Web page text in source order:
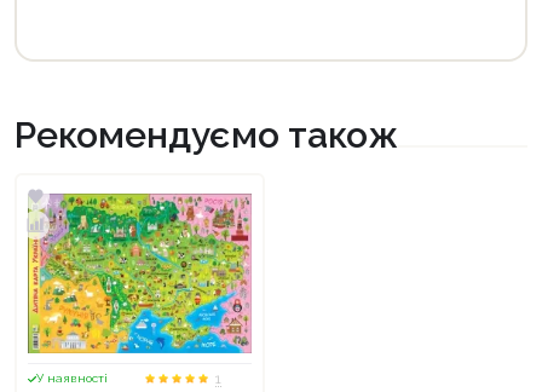
Рекомендуємо також
У наявності
1